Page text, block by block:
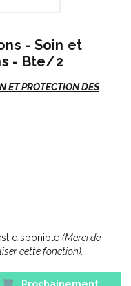
- Soin et
- Bte/2
ET PROTECTION DES
des mamelons
ne devraient pas vous
formidable expérience
à allaiter et préfèrent
surmonter vos
disponible (Merci de
cette fonction).